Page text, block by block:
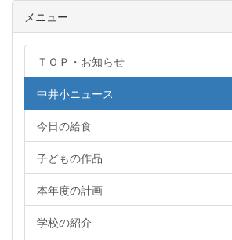
メニュー
ＴＯＰ・お知らせ
中井小ニュース
今日の給食
子どもの作品
本年度の計画
学校の紹介